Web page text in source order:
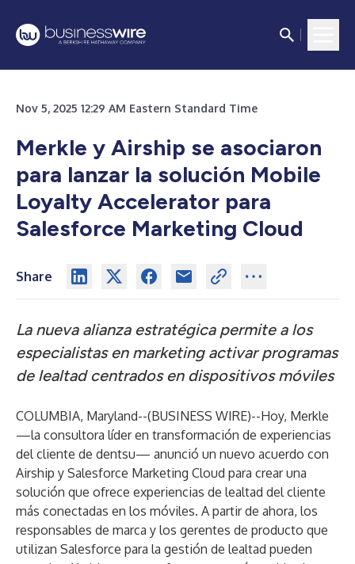
Nov 5, 2025 12:29 AM Eastern Standard Time
Merkle y Airship se asociaron
para lanzar la solución Mobile
Loyalty Accelerator para
Salesforce Marketing Cloud
Share
La nueva alianza estratégica permite a los
especialistas en marketing activar programas
de lealtad centrados en dispositivos móviles
COLUMBIA, Maryland--(BUSINESS WIRE)--Hoy, Merkle
—la consultora líder en transformación de experiencias
del cliente de dentsu— anunció un nuevo acuerdo con
Airship y Salesforce Marketing Cloud para crear una
solución que ofrece experiencias de lealtad del cliente
más conectadas en los móviles. A partir de ahora, los
responsables de marca y los gerentes de producto que
utilizan Salesforce para la gestión de lealtad pueden